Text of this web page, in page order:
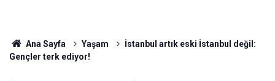
Ana Sayfa Yaşam
İstanbul artık eski İstanbul değil:
Gençler terk ediyor!